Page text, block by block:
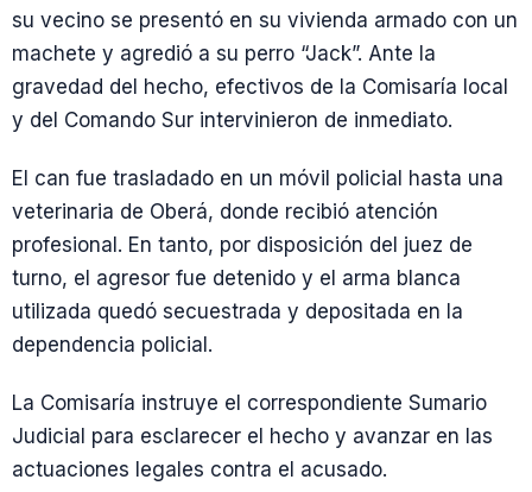
su vecino se presentó en su vivienda armado con un
machete y agredió a su perro “Jack”. Ante la
gravedad del hecho, efectivos de la Comisaría local
y del Comando Sur intervinieron de inmediato.
El can fue trasladado en un móvil policial hasta una
veterinaria de Oberá, donde recibió atención
profesional. En tanto, por disposición del juez de
turno, el agresor fue detenido y el arma blanca
utilizada quedó secuestrada y depositada en la
dependencia policial.
La Comisaría instruye el correspondiente Sumario
Judicial para esclarecer el hecho y avanzar en las
actuaciones legales contra el acusado.